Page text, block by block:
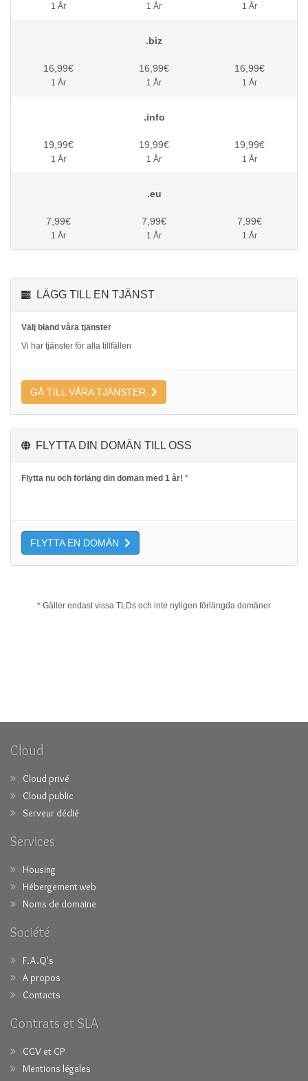
1 År 1 År 1 År
.biz
16,99€
1 År
16,99€
1 År
16,99€
1 År
.info
19,99€
1 År
19,99€
1 År
19,99€
1 År
.eu
7,99€
1 År
7,99€
1 År
7,99€
1 År
LÄGG TILL EN TJÄNST
Välj bland våra tjänster
Vi har tjänster för alla tillfällen
GÅ TILL VÅRA TJÄNSTER
FLYTTA DIN DOMÄN TILL OSS
Flytta nu och förläng din domän med 1 år! *
FLYTTA EN DOMÄN
* Gäller endast vissa TLDs och inte nyligen förlängda domäner
Cloud
Cloud privé
Cloud public
Serveur dédié
Services
Housing
Hébergement web
Noms de domaine
Société
F.A.Q's
A propos
Contacts
Contrats et SLA
CGV et CP
Mentions légales